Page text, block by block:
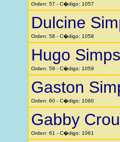
Orden: 57 - C�digo: 1057
Dulcine
Orden: 58 - C�digo: 1058
Hugo
Orden: 59 - C�digo: 1059
Gaston
Orden: 60 - C�digo: 1060
Gabby
Orden: 61 - C�digo: 1061